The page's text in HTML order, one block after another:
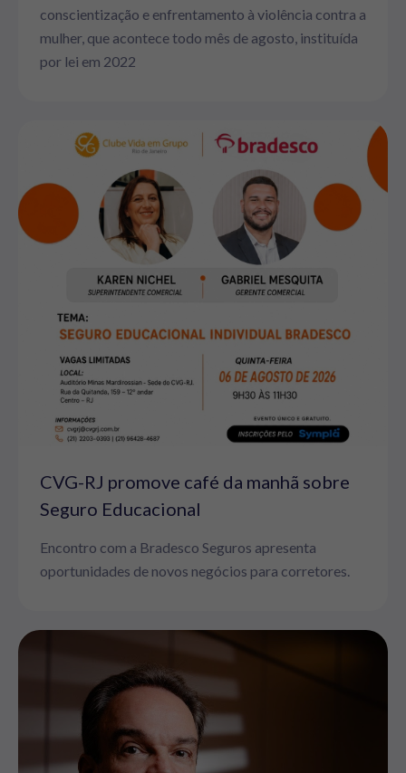
conscientização e enfrentamento à violência contra a
mulher, que acontece todo mês de agosto, instituída
por lei em 2022
CVG-RJ promove café da manhã sobre
Seguro Educacional
Encontro com a Bradesco Seguros apresenta
oportunidades de novos negócios para corretores.